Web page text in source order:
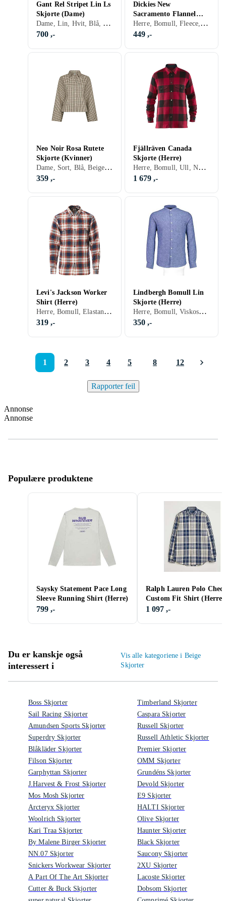
Gant Rel Stripet Lin Ls
Skjorte (Dame)
Dame, Lin, Hvit, Blå, Rød, Beige, Rosa, Stripete
700 ,-
Dickies New
Sacramento Flannel
Shirt (Herre)
Herre, Bomull, Fleece, Flanell, Sort, Hvit, Grå, Brun, Blå, Rød, Oransje, Gull, Grønn, Beige, Rosa, Lilla, Khaki, Rutete
449 ,-
Neo Noir Rosa Rutete
Skjorte (Kvinner)
Dame, Sort, Blå, Beige, Rosa
359 ,-
Fjällräven Canada
Skjorte (Herre)
Herre, Bomull, Ull, Nylon/Polyamid, Polyester, Akryl, Flanell, Sort, Hvit, Grå, Brun, Blå, Rød, Oransje, Grønn, Beige, Rutete
1 679 ,-
Levi's Jackson Worker
Shirt (Herre)
Herre, Bomull, Elastan/Spandex/Lycra, Flanell, Denim, Lyocell, Cord, Chambray, Sort, Hvit, Grå, Brun, Blå, Rød, Gul, Oransje, Gull, Grønn, Beige, Rosa, Khaki, Stripete, Rutete
319 ,-
Lindbergh Bomull Lin
Skjorte (Herre)
Herre, Bomull, Viskose/acetate/modal/rayon (ytterskall), Sort, Hvit, Blå, Grønn, Beige, Stripete
350 ,-
1 2 3 4 5 8 12
Rapporter feil
Annonse
Annonse
Populære produktene
Saysky Statement Pace Long
Sleeve Running Shirt (Herre)
799 ,-
Ralph Lauren Polo
Custom Fit Shirt (Herre)
1 097 ,-
Du er kanskje også
interessert i
Vis alle kategoriene i Beige
Skjorter
Boss Skjorter
Sail Racing Skjorter
Amundsen Sports Skjorter
Superdry Skjorter
Blåkläder Skjorter
Filson Skjorter
Garphyttan Skjorter
J.Harvest & Frost Skjorter
Mos Mosh Skjorter
Arcteryx Skjorter
Woolrich Skjorter
Kari Traa Skjorter
By Malene Birger Skjorter
NN.07 Skjorter
Snickers Workwear Skjorter
A Part Of The Art Skjorter
Cutter & Buck Skjorter
Timberland Skjorter
Caspara Skjorter
Russell Skjorter
Russell Athletic Skjorter
Premier Skjorter
OMM Skjorter
Grundéns Skjorter
Devold Skjorter
E9 Skjorter
HALTI Skjorter
Olive Skjorter
Haunter Skjorter
Black Skjorter
Saucony Skjorter
2XU Skjorter
Lacoste Skjorter
Dobsom Skjorter